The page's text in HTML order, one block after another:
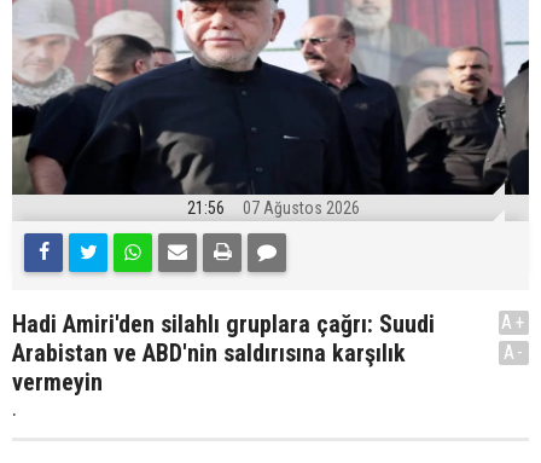
21:56 07 Ağustos 2026
Hadi Amiri'den silahlı gruplara çağrı: Suudi
Arabistan ve ABD'nin saldırısına karşılık
vermeyin
.
A+
A-